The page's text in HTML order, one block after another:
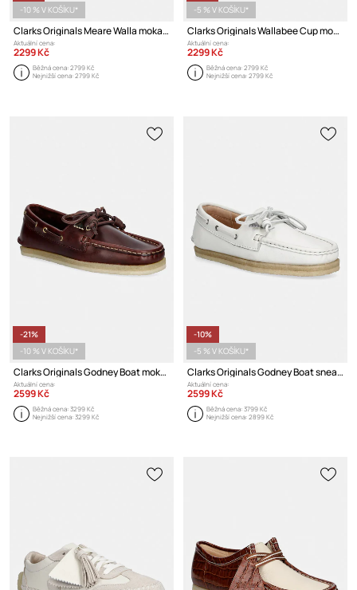
-10 % V KOŠÍKU*
Clarks Originals Meare Walla mokasíny dámské semišové
Aktuální cena:
2299 Kč
Běžná cena:2799 Kč
Nejnižší cena:2799 Kč
-5 % V KOŠÍKU*
Clarks Originals Wallabee Cup mokasíny dámské semišové
Aktuální cena:
2299 Kč
Běžná cena:2799 Kč
Nejnižší cena:2799 Kč
-21%
-10 % V KOŠÍKU*
Clarks Originals Godney Boat mokasíny dámské kožené
Aktuální cena:
2599 Kč
Běžná cena:3299 Kč
Nejnižší cena:3299 Kč
-10%
-5 % V KOŠÍKU*
Clarks Originals Godney Boat sneakers boty dámské kožené
Aktuální cena:
2599 Kč
Běžná cena:3799 Kč
Nejnižší cena:2899 Kč